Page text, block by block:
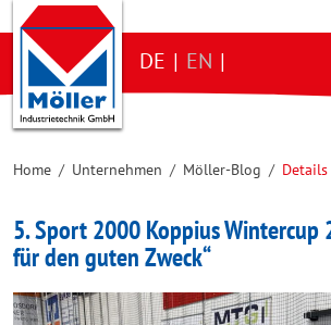
DE | EN |
Home / Unternehmen / Möller-Blog / Details
5. Sport 2000 Koppius Wintercup
für den guten Zweck“